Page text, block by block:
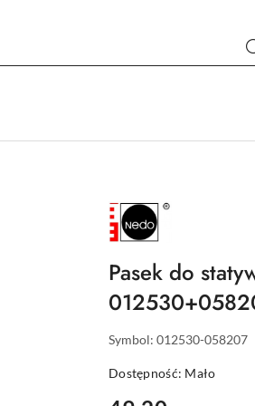
NAZWA
PRODUCENTA:
NEDO
Pasek do
Symbol: 012530-058207
Dostępność: Mało